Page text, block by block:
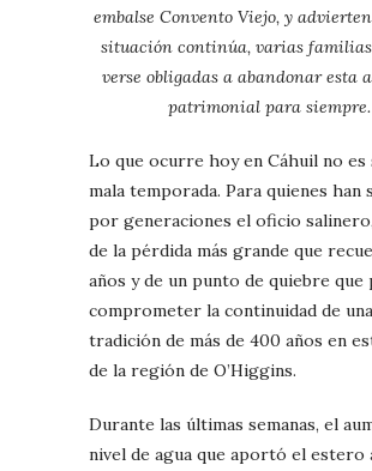
embalse Convento Viejo, y
situación continúa, varias
verse obligadas a abandonar esta
patrimonial para siempre.
Lo que ocurre hoy en Cáhuil no es
mala temporada. Para quienes han
por generaciones el oficio
de la pérdida más grande que
años y de un punto de quiebre que
comprometer la continuidad de una
tradición de más de 400 años en
de la región de O’Higgins.
Durante las últimas semanas, el
nivel de agua que aportó el estero